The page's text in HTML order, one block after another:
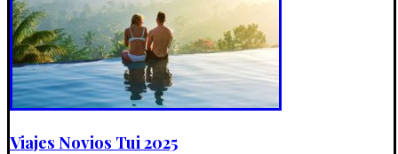
Viajes Novios Tui 2025